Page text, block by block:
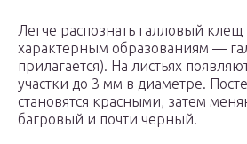
Легче распознать галловый
характерным образованиям —
прилагается). На листьях
участки до 3 мм в диаметре.
становятся красными, затем
багровый и почти черный.